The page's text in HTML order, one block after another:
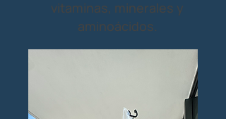
vitaminas, minerales y
aminoácidos.